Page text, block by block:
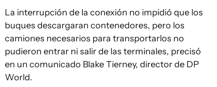
La interrupción de la conexión no impidió que los
buques descargaran contenedores, pero los
camiones necesarios para transportarlos no
pudieron entrar ni salir de las terminales, precisó
en un comunicado Blake Tierney, director de DP
World.